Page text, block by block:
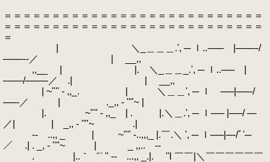
＝＝＝＝＝＝＝＝＝＝＝＝＝＝＝＝＝＝＝＝＝＝＝＝＝＝＝
＝＝＝＝＝＝＝＝＝＝＝＝＝＝＝＝＝＝＝＝＝＝＝＝＝＝＝
＝
| ＼_＿＿＿.', ─ ｌ..‐── |───‐/
───‐‐／ | __,,
,,__ | |. ＼_＿＿_.', ─ ｌ..── |
───/───‐／ .| | __,,
| ~"'' - ,,_. | ＼＿＿', ─ ｌ ──|──‐/
──‐／ | ._,, - ''"~ |
|. ~"'' - ,,_ | . |.＼＿.', ─ ｌ── |──/ ─‐
／| | _,, - ''"~ .|
‐- ..,, _ | ~"'' -..,,,_ |.￣.＼ ', ─ ｌ──|─‐/ﾞ'─
／ .| . _, - ''"~ | _ ,,.. -‐
. |..｀゛¨ '' ‐- ...,, _.|. ''l ￣￣|＼￣￣￣￣￣￣